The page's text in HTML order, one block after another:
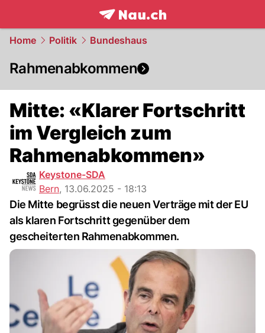
frontpage.NAU.ch
Home Politik Bundeshaus
Rahmenabkommen
Mitte: «Klarer Fortschritt
im Vergleich zum
Rahmenabkommen»
Keystone-SDA
Bern, 13.06.2025 - 18:13
Die Mitte begrüsst die neuen Verträge mit der EU
als klaren Fortschritt gegenüber dem
gescheiterten Rahmenabkommen.